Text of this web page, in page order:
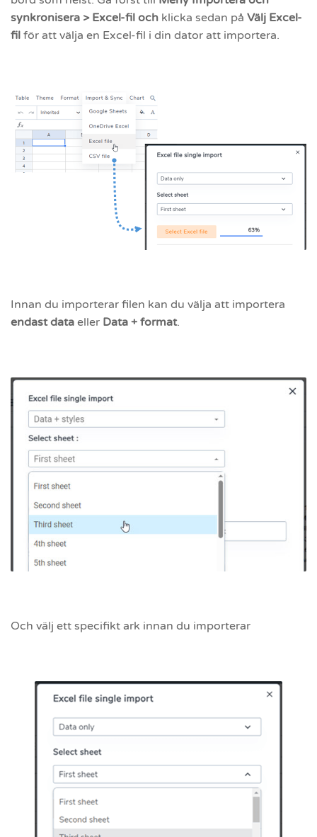
synkronisera > Excel-fil och klicka sedan på Välj Excel-
fil för att välja en Excel-fil i din dator att importera.
Innan du importerar filen kan du välja att importera
endast data eller Data + format.
Och välj ett specifikt ark innan du importerar